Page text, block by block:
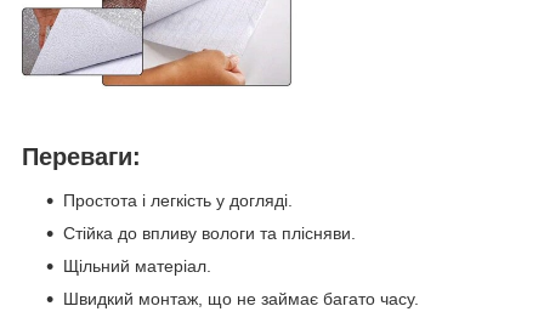
Переваги:
Простота і легкість у догляді.
Стійка до впливу вологи та плісняви.
Щільний матеріал.
Швидкий монтаж, що не займає багато часу.